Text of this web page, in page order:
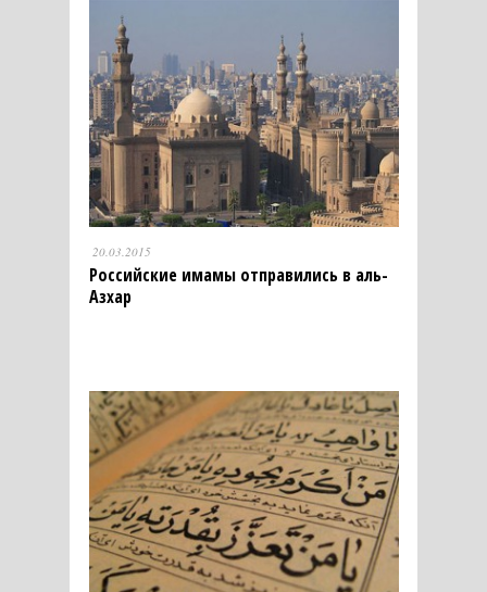
20.03.2015
Российские имамы отправились в аль-
Азхар